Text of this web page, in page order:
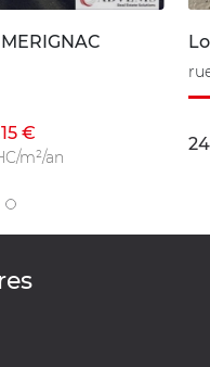
€
m²/an